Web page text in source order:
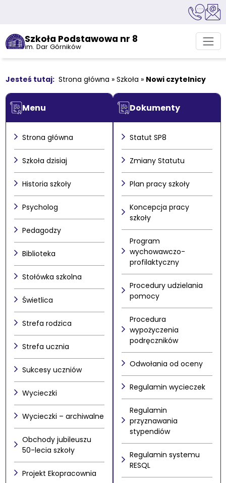
Szkoła Podstawowa nr 8
im. Dar Górników
Strona główna » Szkoła » Nowi czytelnicy
Menu
Strona główna
Szkoła dzisiaj
Historia szkoły
Psycholog
Pedagodzy
Biblioteka
Stołówka szkolna
Świetlica
Strefa rodzica
Strefa ucznia
Sukcesy uczniów
Wycieczki
Wycieczki – archiwalne
Obchody jubileuszu
50-lecia szkoły
Projekt Ekopracownia
Dokumenty
Statut SP8
Zmiany Statutu
Plan pracy szkoły
Koncepcja pracy
szkoły
Program
wychowawczo-
profilaktyczny
Procedury udzielania
pomocy
Procedura
wypożyczenia
podręczników
Odwołania od oceny
Regulamin wycieczek
Regulamin
przyznawania
stypendiów
Regulamin systemu
RESQL